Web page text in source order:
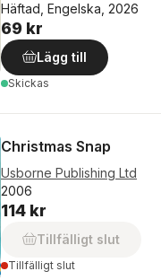
Häftad, Engelska, 2026
69 kr
Lägg till
Skickas
Christmas Snap
Usborne Publishing Ltd
2006
114 kr
Tillfälligt slut
Tillfälligt slut